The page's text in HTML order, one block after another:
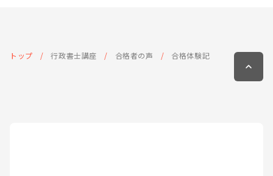
トップ 行政書士講座 合格者の声 合格体験記